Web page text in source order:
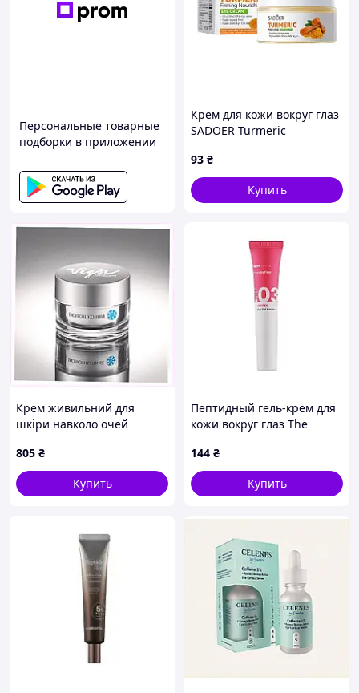
Персональные товарные
подборки в приложении
Крем для кожи вокруг глаз
SADOER Turmeric
питательный 30 г
93 ₴
Купить
Крем живильний для
шкіри навколо очей
8163K755P
805 ₴
Купить
Пептидный гель-крем для
кожи вокруг глаз The
144 ₴
Купить